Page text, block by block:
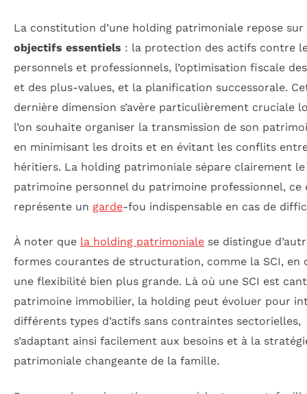
La constitution d’une holding patrimoniale repose sur
objectifs essentiels : la protection des actifs contre
personnels et professionnels, l’optimisation fiscale
et des plus-values, et la planification successorale.
dernière dimension s’avère particulièrement cruciale
l’on souhaite organiser la transmission de son
en minimisant les droits et en évitant les conflits
héritiers. La holding patrimoniale sépare clairement le
patrimoine personnel du patrimoine professionnel, ce
représente un garde-fou indispensable en cas de
À noter que la holding patrimoniale se distingue
formes courantes de structuration, comme la SCI, en
une flexibilité bien plus grande. Là où une SCI est
patrimoine immobilier, la holding peut évoluer pour
différents types d’actifs sans contraintes sectorielles,
s’adaptant ainsi facilement aux besoins et à la
patrimoniale changeante de la famille.